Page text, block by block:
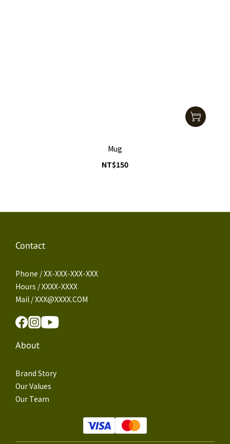
Mug
NT$150
Contact
Phone / XX-XXX-XXX-XXX
Hours / XXXX-XXXX
Mail / XXX@XXXX.COM
About
Brand Story
Our Values
Our Team